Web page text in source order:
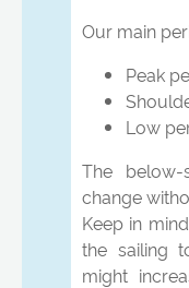
Our main
Peak
Low
The
change
Keep in
the sailing
might